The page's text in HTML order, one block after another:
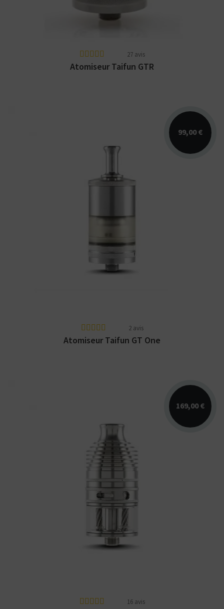
27 avis
Atomiseur Taifun GTR
99,00 €
100% fabriqué en Allemagne et à moins de
2 avis
Atomiseur Taifun GT One
169,00 €
Atomiseur high-end top coil Taifun GX.
Contenance de 4 ml. Inhalation DL ou DL
16 avis